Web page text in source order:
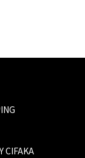
CIFAKA